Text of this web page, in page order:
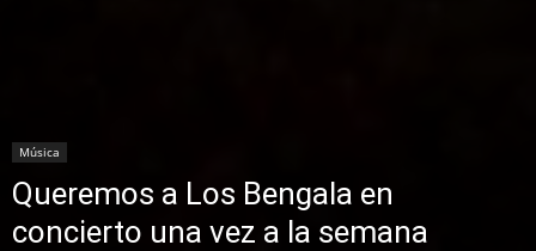
Música
Queremos a Los Bengala en
concierto una vez a la semana